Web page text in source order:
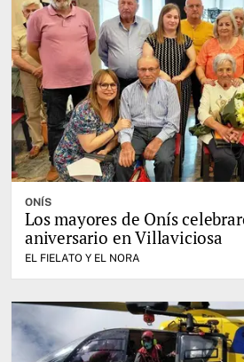
ONÍS
Los mayores de Onís
aniversario en Villaviciosa
EL FIELATO Y EL NORA